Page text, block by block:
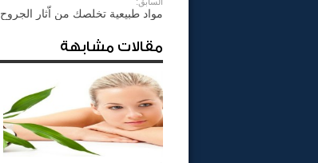
مواد طبيعية تخلصك من اّثار الجروح
مقالات مشابهة